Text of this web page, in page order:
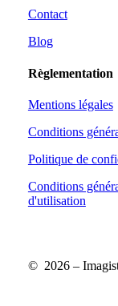
Contact
Blog
Règlementation
Mentions légales
Conditions
Politique de
Conditions
d'utilisation
© 2026–